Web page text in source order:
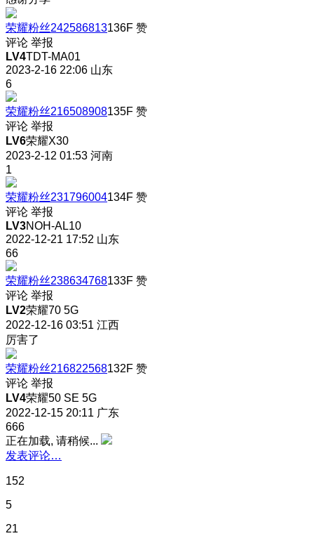
荣耀粉丝242586813136F 赞
评论 举报
LV4TDT-MA01
2023-2-16 22:06 山东
6
荣耀粉丝216508908135F 赞
评论 举报
LV6荣耀X30
2023-2-12 01:53 河南
1
荣耀粉丝231796004134F 赞
评论 举报
LV3NOH-AL10
2022-12-21 17:52 山东
66
荣耀粉丝238634768133F 赞
评论 举报
LV2荣耀70 5G
2022-12-16 03:51 江西
厉害了
荣耀粉丝216822568132F 赞
评论 举报
LV4荣耀50 SE 5G
2022-12-15 20:11 广东
666
正在加载, 请稍候...
发表评论…
152
5
21